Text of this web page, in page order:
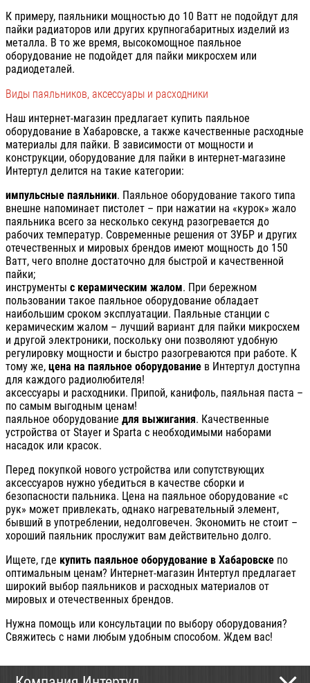
К примеру, паяльники мощностью до 10 Ватт не подойдут для
пайки радиаторов или других крупногабаритных изделий из
металла. В то же время, высокомощное паяльное
оборудование не подойдет для пайки микросхем или
радиодеталей.
Виды паяльников, аксессуары и расходники
Наш интернет-магазин предлагает купить паяльное
оборудование в Хабаровске, а также качественные расходные
материалы для пайки. В зависимости от мощности и
конструкции, оборудование для пайки в интернет-магазине
Интертул делится на такие категории:
импульсные паяльники. Паяльное оборудование такого типа
внешне напоминает пистолет – при нажатии на «курок» жало
паяльника всего за несколько секунд разогревается до
рабочих температур. Современные решения от ЗУБР и других
отечественных и мировых брендов имеют мощность до 150
Ватт, чего вполне достаточно для быстрой и качественной
пайки;
инструменты с керамическим жалом. При бережном
пользовании такое паяльное оборудование обладает
наибольшим сроком эксплуатации. Паяльные станции с
керамическим жалом – лучший вариант для пайки микросхем
и другой электроники, поскольку они позволяют удобную
регулировку мощности и быстро разогреваются при работе. К
тому же, цена на паяльное оборудование в Интертул доступна
для каждого радиолюбителя!
аксессуары и расходники. Припой, канифоль, паяльная паста –
по самым выгодным ценам!
паяльное оборудование для выжигания. Качественные
устройства от Stayer и Sparta с необходимыми наборами
насадок или красок.
Перед покупкой нового устройства или сопутствующих
аксессуаров нужно убедиться в качестве сборки и
безопасности пальника. Цена на паяльное оборудование «с
рук» может привлекать, однако нагревательный элемент,
бывший в употреблении, недолговечен. Экономить не стоит –
хороший паяльник прослужит вам действительно долго.
Ищете, где купить паяльное оборудование в Хабаровске по
оптимальным ценам? Интернет-магазин Интертул предлагает
широкий выбор паяльников и расходных материалов от
мировых и отечественных брендов.
Нужна помощь или консультации по выбору оборудования?
Свяжитесь с нами любым удобным способом. Ждем вас!